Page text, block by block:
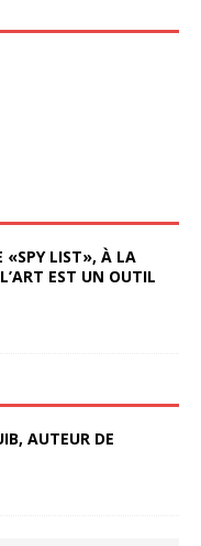
«SPY LIST», À LA
EST UN OUTIL
AUTEUR DE